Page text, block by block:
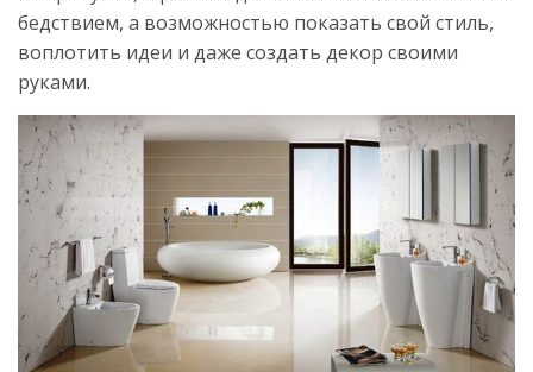
бедствием, а возможностью показать свой стиль,
воплотить идеи и даже создать декор своими
руками.